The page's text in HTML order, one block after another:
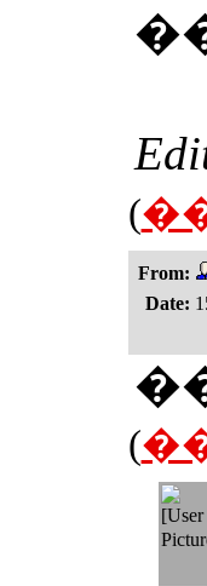
(
From:
Date:
(